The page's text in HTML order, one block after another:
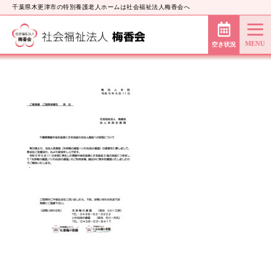
千葉県木更津市の特別養護老人ホームは社会福祉法人梅香会へ
空き状況